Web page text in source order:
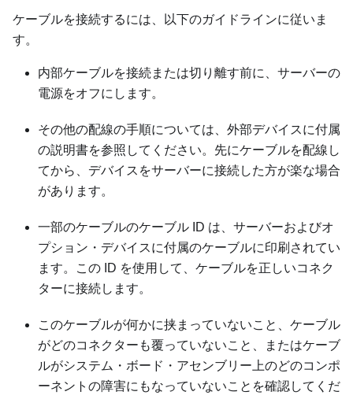
ケーブルを接続するには、以下のガイドラインに従いま
す。
内部ケーブルを接続または切り離す前に、サーバーの
電源をオフにします。
その他の配線の手順については、外部デバイスに付属
の説明書を参照してください。先にケーブルを配線し
てから、デバイスをサーバーに接続した方が楽な場合
があります。
一部のケーブルのケーブル ID は、サーバーおよびオ
プション・デバイスに付属のケーブルに印刷されてい
ます。この ID を使用して、ケーブルを正しいコネク
ターに接続します。
このケーブルが何かに挟まっていないこと、ケーブル
がどのコネクターも覆っていないこと、またはケーブ
ルがシステム・ボード・アセンブリー上のどのコンポ
ーネントの障害にもなっていないことを確認してくだ